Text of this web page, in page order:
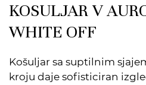
KOSULJAR V
WHITE OFF
Košuljar sa suptilnim
kroju daje sofisticiran